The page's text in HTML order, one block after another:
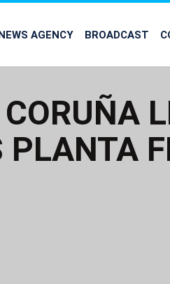
AGENCY BROADCAST
PLANTA